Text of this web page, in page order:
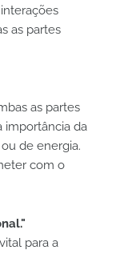
as partes
as partes
importância da
de energia.
com o
para a